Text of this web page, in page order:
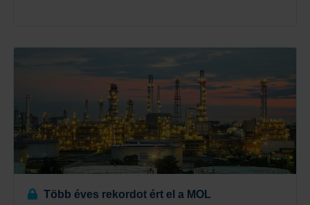
Több éves rekordot ért el a MOL